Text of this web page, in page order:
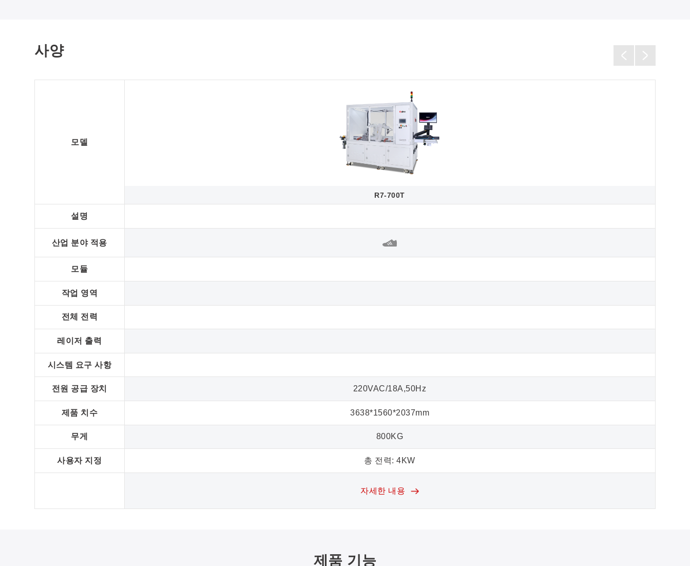
사양
모델
설명
산업 분야 적용
모듈
작업 영역
전체 전력
레이저 출력
시스템 요구 사항
전원 공급 장치
제품 치수
무게
사용자 지정
R7-700T
220VAC/18A,50Hz
3638*1560*2037mm
800KG
총 전력: 4KW
자세한 내용
제품 기능